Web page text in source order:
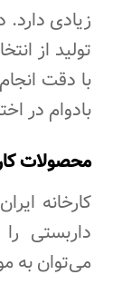
زیادی دارد.
تولید از
با دقت
بادوام در
محصولات
کارخانه
داربستی
می‌توان به